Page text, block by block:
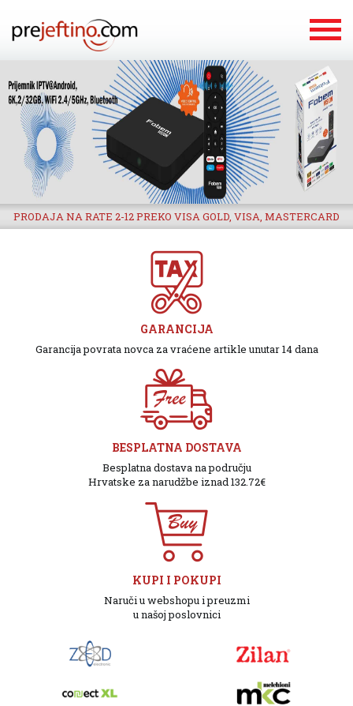
PRODAJA NA RATE 2-12 PREKO VISA GOLD, VISA, MASTERCARD
GARANCIJA
Garancija povrata novca za vraćene artikle unutar 14 dana
BESPLATNA DOSTAVA
Besplatna dostava na području
Hrvatske za narudžbe iznad 132.72€
KUPI I POKUPI
Naruči u webshopu i preuzmi
u našoj poslovnici